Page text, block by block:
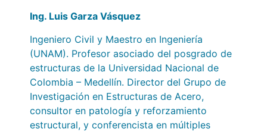
Ing. Luis Garza Vásquez
Ingeniero Civil y Maestro en Ingeniería
(UNAM). Profesor asociado del posgrado de
estructuras de la Universidad Nacional de
Colombia – Medellín. Director del Grupo de
Investigación en Estructuras de Acero,
consultor en patología y reforzamiento
estructural, y conferencista en múltiples